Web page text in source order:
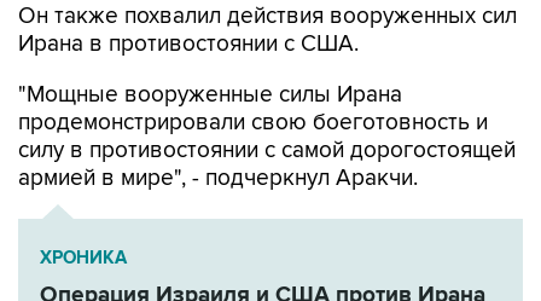
Он также похвалил действия вооруженных сил
Ирана в противостоянии с США.
"Мощные вооруженные силы Ирана
продемонстрировали свою боеготовность и
силу в противостоянии с самой дорогостоящей
армией в мире", - подчеркнул Аракчи.
ХРОНИКА